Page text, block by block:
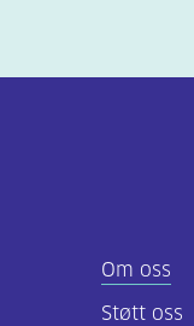
Om oss
Støtt oss